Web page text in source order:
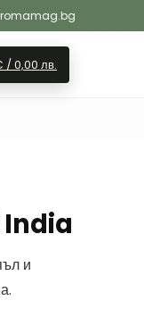
/ 0,00 лв.
India
и